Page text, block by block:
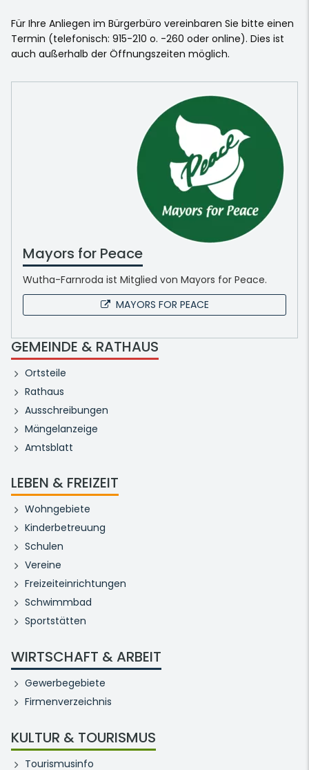
Für Ihre Anliegen im Bürgerbüro vereinbaren Sie bitte einen
Termin (telefonisch: 915-210 o. -260 oder online). Dies ist
auch außerhalb der Öffnungszeiten möglich.
Mayors for Peace
Wutha-Farnroda ist Mitglied von Mayors for Peace.
MAYORS FOR PEACE
GEMEINDE & RATHAUS
Ortsteile
Rathaus
Ausschreibungen
Mängelanzeige
Amtsblatt
LEBEN & FREIZEIT
Wohngebiete
Kinderbetreuung
Schulen
Vereine
Freizeiteinrichtungen
Schwimmbad
Sportstätten
WIRTSCHAFT & ARBEIT
Gewerbegebiete
Firmenverzeichnis
KULTUR & TOURISMUS
Tourismusinfo